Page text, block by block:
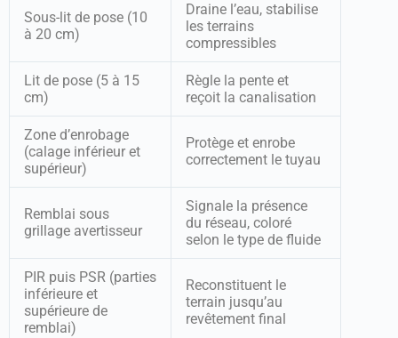
Sous-lit de pose (10
à 20 cm)
Draine l’eau, stabilise
les terrains
compressibles
Lit de pose (5 à 15
cm)
Règle la pente et
reçoit la canalisation
Zone d’enrobage
(calage inférieur et
supérieur)
Protège et enrobe
correctement le tuyau
Remblai sous
grillage avertisseur
Signale la présence
du réseau, coloré
selon le type de fluide
PIR puis PSR (parties
inférieure et
supérieure de
remblai)
Reconstituent le
terrain jusqu’au
revêtement final